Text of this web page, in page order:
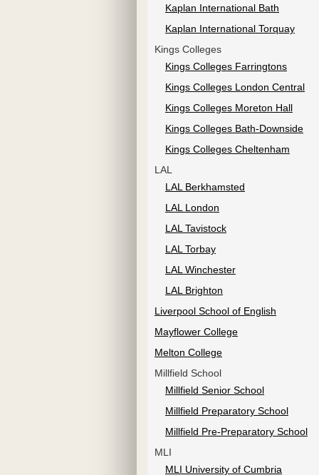
Kaplan International Bath
Kaplan International Torquay
Kings Colleges
Kings Colleges Farringtons
Kings Colleges London Central
Kings Colleges Moreton Hall
Kings Colleges Bath-Downside
Kings Colleges Cheltenham
LAL
LAL Berkhamsted
LAL London
LAL Tavistock
LAL Torbay
LAL Winchester
LAL Brighton
Liverpool School of English
Mayflower College
Melton College
Millfield School
Millfield Senior School
Millfield Preparatory School
Millfield Pre-Preparatory School
MLI
MLI University of Cumbria